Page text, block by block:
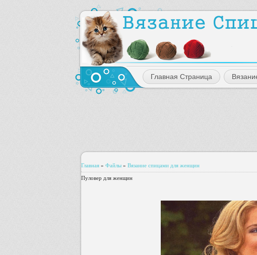
Главная Страница
Главная » Файлы » Вязание спицами для женщин
Пуловер для женщин